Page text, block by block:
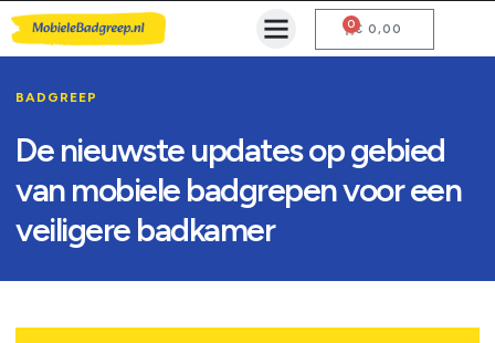
€ 0,00
0
BADGREEP
De nieuwste updates op gebied
van mobiele badgrepen voor een
veiligere badkamer